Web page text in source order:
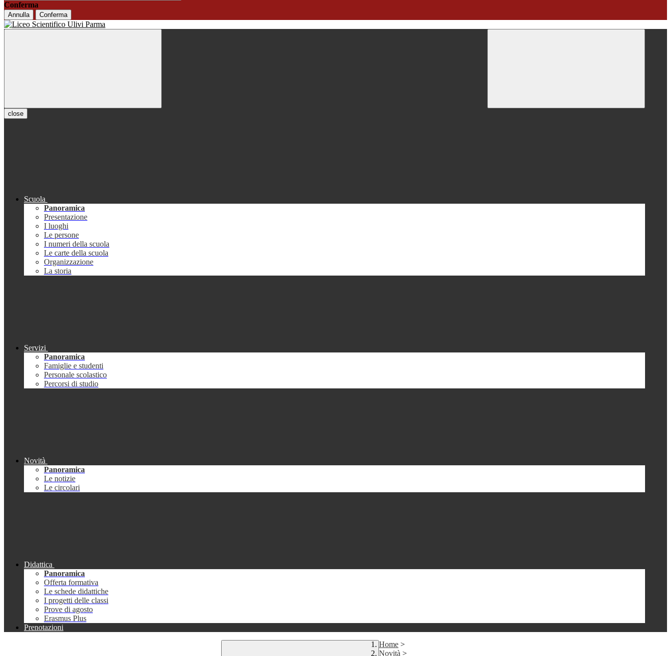
Conferma
Annulla Conferma
close
Scuola
Panoramica
Presentazione
I luoghi
Le persone
I numeri della scuola
Le carte della scuola
Organizzazione
La storia
Servizi
Panoramica
Famiglie e studenti
Personale scolastico
Percorsi di studio
Novità
Panoramica
Le notizie
Le circolari
Didattica
Panoramica
Offerta formativa
Le schede didattiche
I progetti delle classi
Prove di agosto
Erasmus Plus
Prenotazioni
Home >
Novità >